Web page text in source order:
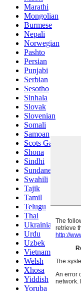
Marathi
Mongolian
Burmese
Nepali
Norwegian
Pashto
Persian
Punjabi
Serbian
Sesotho
Sinhala
Slovak
Slovenian
Somali
Samoan
Scots Gaelic
Shona
Sindhi
Sundanese
Swahili
Tajik
Tamil
Telugu
Thai
Ukrainian
Urdu
Uzbek
Vietnamese
Welsh
Xhosa
Yiddish
Yoruba